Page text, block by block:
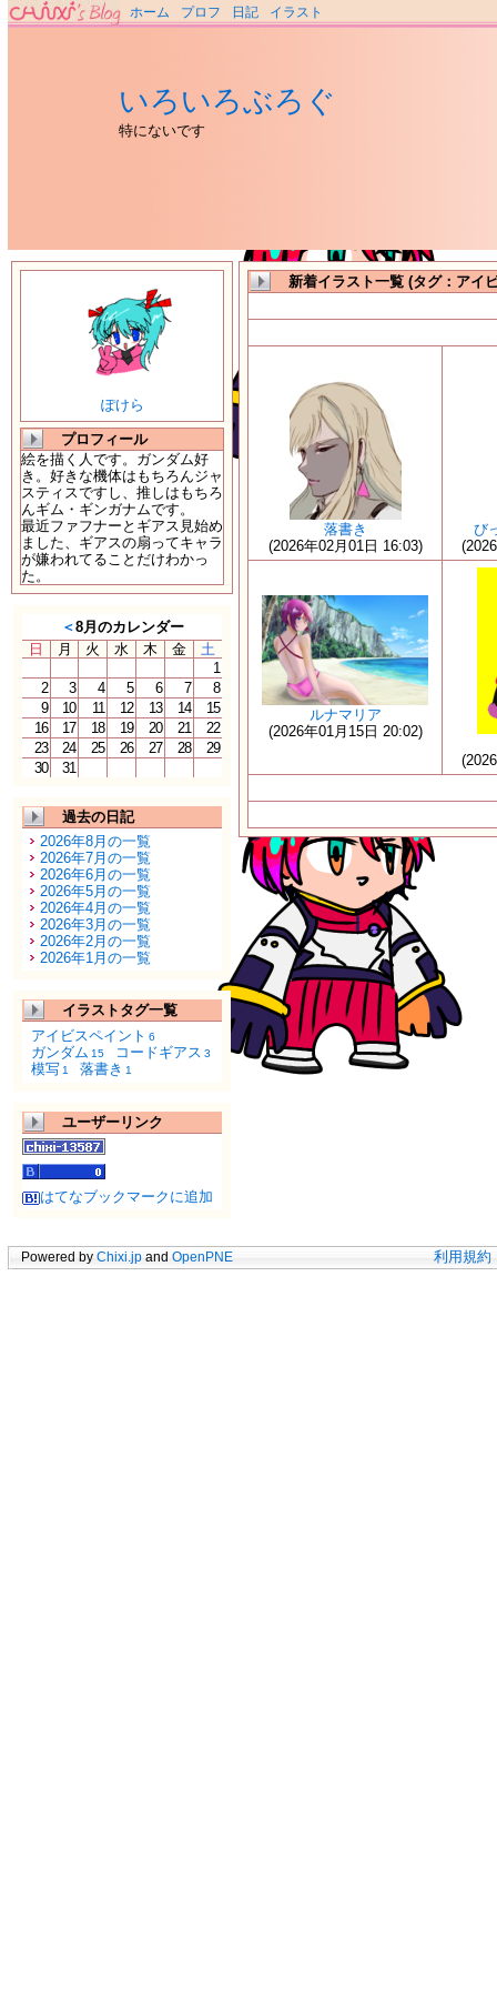
ホーム プロフ 日記 イラスト
いろいろぶろぐ
特にないです
ぽけら
プロフィール
絵を描く人です。ガンダム好
き。好きな機体はもちろんジャ
スティスですし、推しはもちろ
んギム・ギンガナムです。
最近ファフナーとギアス見始め
ました、ギアスの扇ってキャラ
が嫌われてることだけわかっ
た。
＜8月のカレンダー
日
月 火 水 木 金
土
1
2
3 4 5 6 7
8
9
10 11 12 13 14
15
16
17 18 19 20 21
22
23
24 25 26 27 28
29
30
31
過去の日記
2026年8月の一覧
2026年7月の一覧
2026年6月の一覧
2026年5月の一覧
2026年4月の一覧
2026年3月の一覧
2026年2月の一覧
2026年1月の一覧
イラストタグ一覧
アイビスペイント 6
ガンダム 15 コードギアス 3
模写 1 落書き 1
ユーザーリンク
はてなブックマークに追加
新着イラスト一覧 (タグ：アイ
落書き
(2026年02月01日 16:03)
び
ルナマリア
(2026年01月15日 20:02)
Powered by Chixi.jp and OpenPNE 利用規約